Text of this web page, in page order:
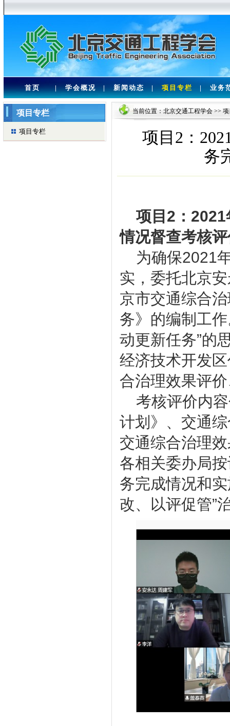
首页 | 学会概况 | 新闻动态 | 项目专栏 | 业务
项目专栏
项目专栏
当前位置： 北京交通工程学会>>
项目2：
务
项目 2 ： 2021
情况督查考核
为确保2021
实，委托北京
京市交通综合
务》的编制工
动更新任务”的
经济技术开发
合治理效果评
考核评价内
计划》、交通
交通综合治理
各相关委办局
务完成情况和
改、以评促管”